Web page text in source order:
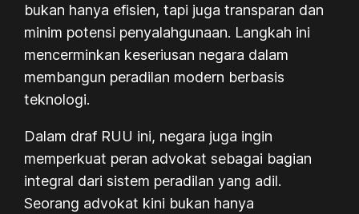
bukan hanya efisien, tapi juga transparan dan
minim potensi penyalahgunaan. Langkah ini
mencerminkan keseriusan negara dalam
membangun peradilan modern berbasis
teknologi.
Dalam draf RUU ini, negara juga ingin
memperkuat peran advokat sebagai bagian
integral dari sistem peradilan yang adil.
Seorang advokat kini bukan hanya